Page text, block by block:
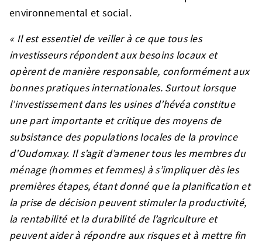
environnemental et social.
« Il est essentiel de veiller à ce que tous les
investisseurs répondent aux besoins locaux et
opèrent de manière responsable, conformément aux
bonnes pratiques internationales. Surtout lorsque
l’investissement dans les usines d’hévéa constitue
une part importante et critique des moyens de
subsistance des populations locales de la province
d’Oudomxay. Il s’agit d’amener tous les membres du
ménage (hommes et femmes) à s’impliquer dès les
premières étapes, étant donné que la planification et
la prise de décision peuvent stimuler la productivité,
la rentabilité et la durabilité de l’agriculture et
peuvent aider à répondre aux risques et à mettre fin